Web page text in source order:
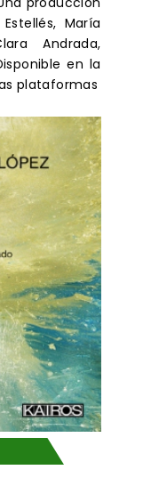
María
Andrada,
en la
plataformas